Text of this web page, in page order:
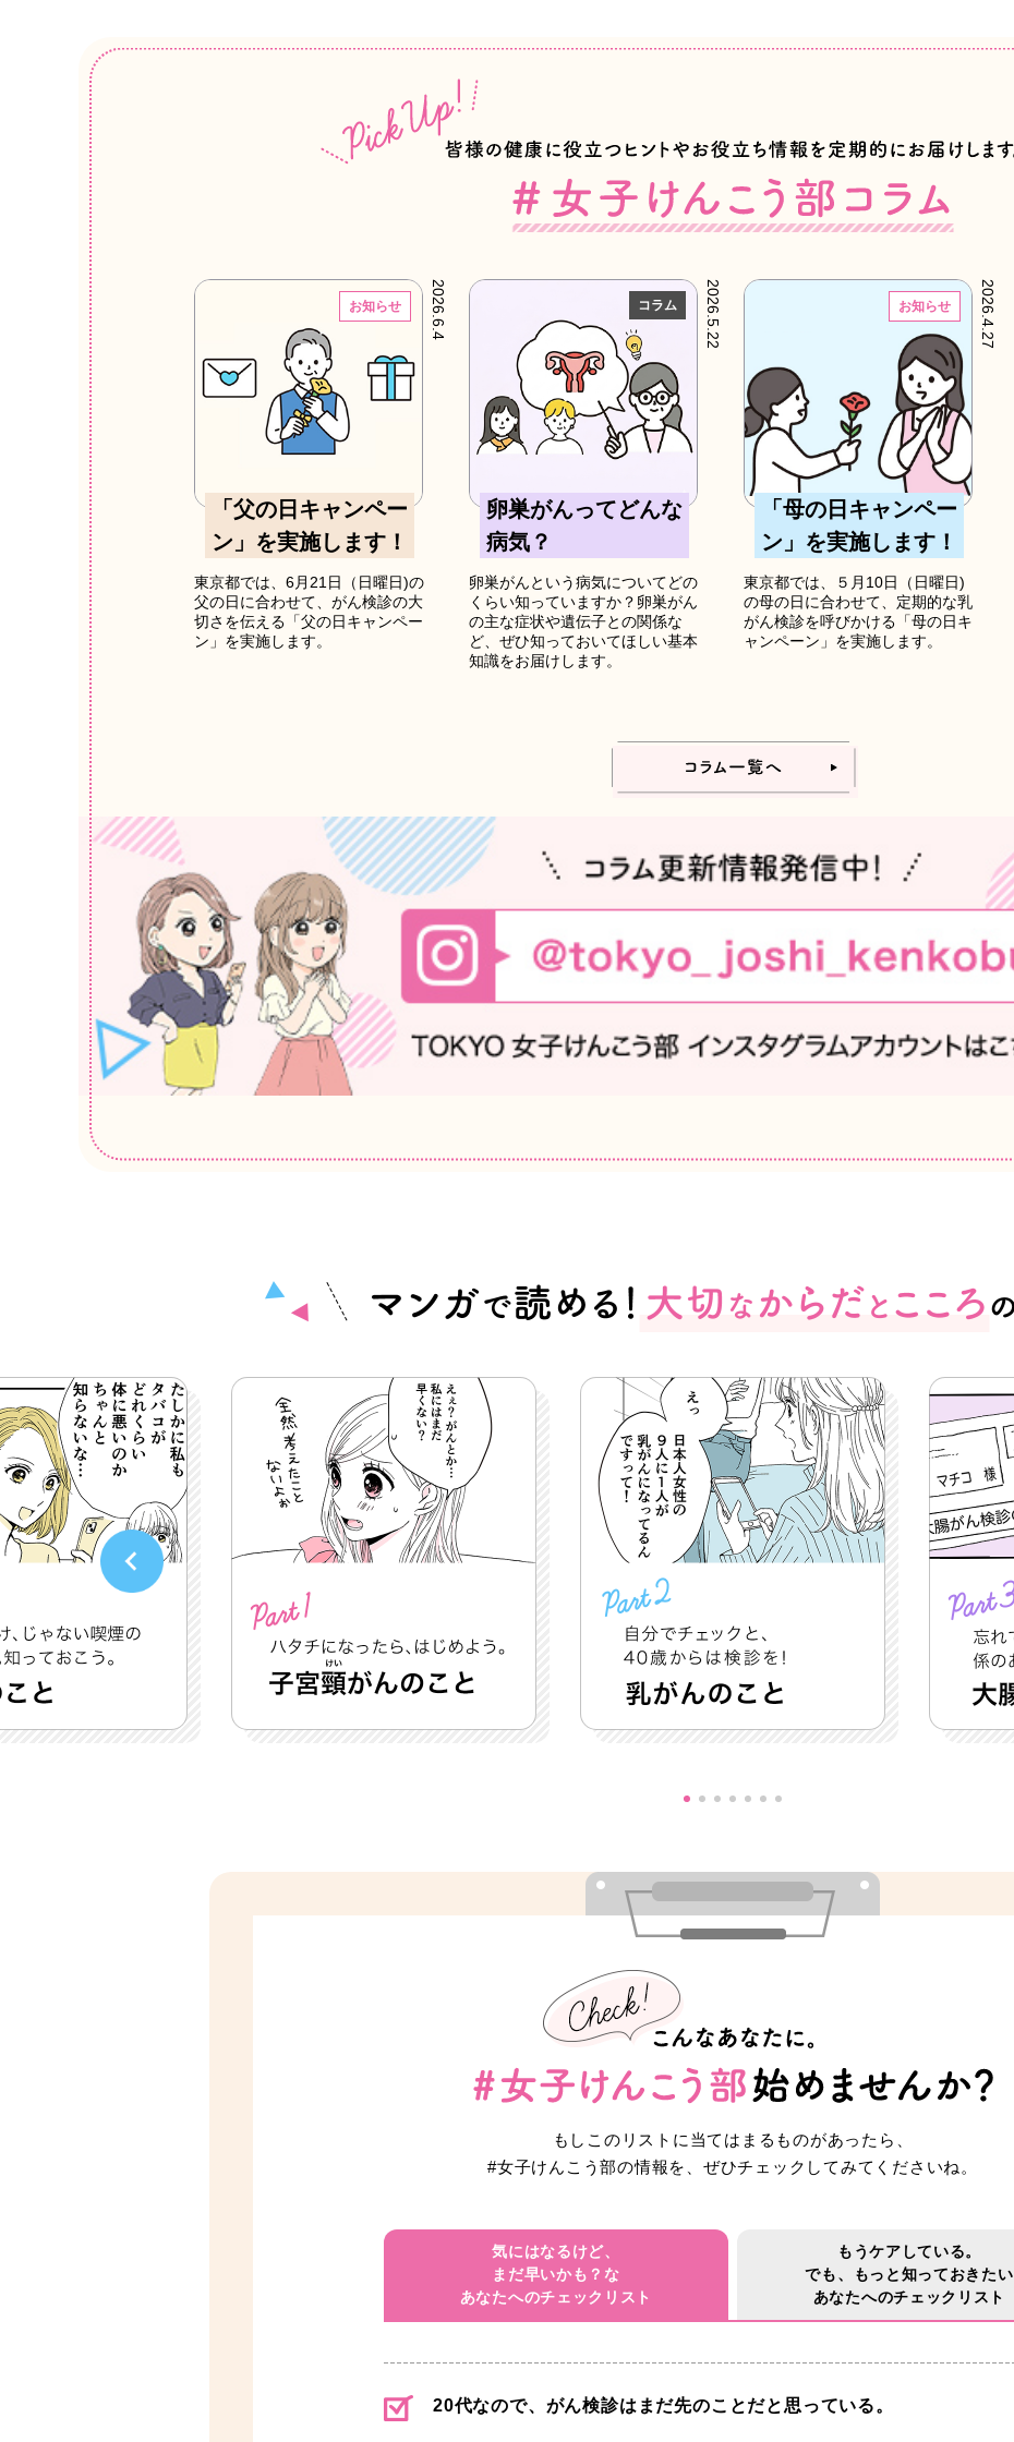
お知らせ
「父の日キャンペー
ン」を実施します！
東京都では、6月21日（日曜日)の
父の日に合わせて、がん検診の大
切さを伝える「父の日キャンペー
ン」を実施します。
2026.6.4 コラム
卵巣がんってどんな
病気？
卵巣がんという病気についてどの
くらい知っていますか？卵巣がん
の主な症状や遺伝子との関係な
ど、ぜひ知っておいてほしい基本
知識をお届けします。
2026.5.22 お知らせ
「母の日キャンペー
ン」を実施します！
東京都では、５月10日（日曜日)
の母の日に合わせて、定期的な乳
がん検診を呼びかける「母の日キ
ャンペーン」を実施します。
2026.4.27
もしこのリストに当てはまるものがあったら、
#女子けんこう部の情報を、 ぜひチェックしてみてくださいね。
気にはなるけど、
まだ早いかも？な
あなたへのチェックリスト
もうケアしている。
でも、
もっと知っておきたい
あなたへのチェックリスト
20代なので、がん検診はまだ先のことだと思っている。